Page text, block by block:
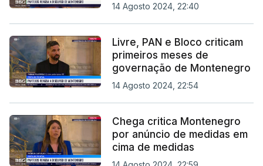
14 Agosto 2024, 22:40
Livre, PAN e Bloco criticam
primeiros meses de
governação de Montenegro
14 Agosto 2024, 22:54
Chega critica Montenegro
por anúncio de medidas em
cima de medidas